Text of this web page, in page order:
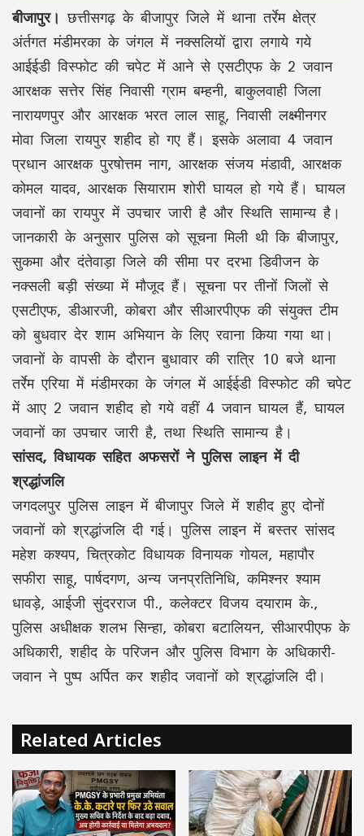
बीजापुर। छत्तीसगढ़ के बीजापुर जिले में थाना तर्रेम क्षेत्र
अंर्तगत मंडीमरका के जंगल में नक्सलियों द्वारा लगाये गये
आईईडी विस्फोट की चपेट में आने से एसटीएफ के 2 जवान
आरक्षक सत्तेर सिंह निवासी ग्राम बम्हनी, बाकुलवाही जिला
नारायणपुर और आरक्षक भरत लाल साहू, निवासी लक्ष्मीनगर
मोवा जिला रायपुर शहीद हो गए हैं। इसके अलावा 4 जवान
प्रधान आरक्षक पुरषोत्तम नाग, आरक्षक संजय मंडावी, आरक्षक
कोमल यादव, आरक्षक सियाराम शोरी घायल हो गये हैं। घायल
जवानों का रायपुर में उपचार जारी है और स्थिति सामान्य है।
जानकारी के अनुसार पुलिस को सूचना मिली थी कि बीजापुर,
सुकमा और दंतेवाड़ा जिले की सीमा पर दरभा डिवीजन के
नक्सली बड़ी संख्या में मौजूद हैं। सूचना पर तीनों जिलों से
एसटीएफ, डीआरजी, कोबरा और सीआरपीएफ की संयुक्त टीम
को बुधवार देर शाम अभियान के लिए रवाना किया गया था।
जवानों के वापसी के दौरान बुधावार की रात्रि 10 बजे थाना
तर्रेम एरिया में मंडीमरका के जंगल में आईईडी विस्फोट की चपेट
में आए 2 जवान शहीद हो गये वहीं 4 जवान घायल हैं, घायल
जवानों का उपचार जारी है, तथा स्थिति सामान्य है।
सांसद, विधायक सहित अफसरों ने पुलिस लाइन में दी
श्रद्धांजलि
जगदलपुर पुलिस लाइन में बीजापुर जिले में शहीद हुए दोनों
जवानों को श्रद्धांजलि दी गई। पुलिस लाइन में बस्तर सांसद
महेश कश्यप, चित्रकोट विधायक विनायक गोयल, महापौर
सफीरा साहू, पार्षदगण, अन्य जनप्रतिनिधि, कमिश्नर श्याम
धावड़े, आईजी सुंदरराज पी., कलेक्टर विजय दयाराम के.,
पुलिस अधीक्षक शलभ सिन्हा, कोबरा बटालियन, सीआरपीएफ के
अधिकारी, शहीद के परिजन और पुलिस विभाग के अधिकारी-
जवान ने पुष्प अर्पित कर शहीद जवानों को श्रद्धांजलि दी।
Related Articles